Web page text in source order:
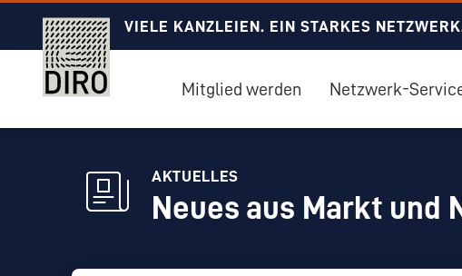
VIELE KANZLEIEN. EIN STARKES
Mitglied werden Netzwerk-
AKTUELLES
Neues aus Markt und